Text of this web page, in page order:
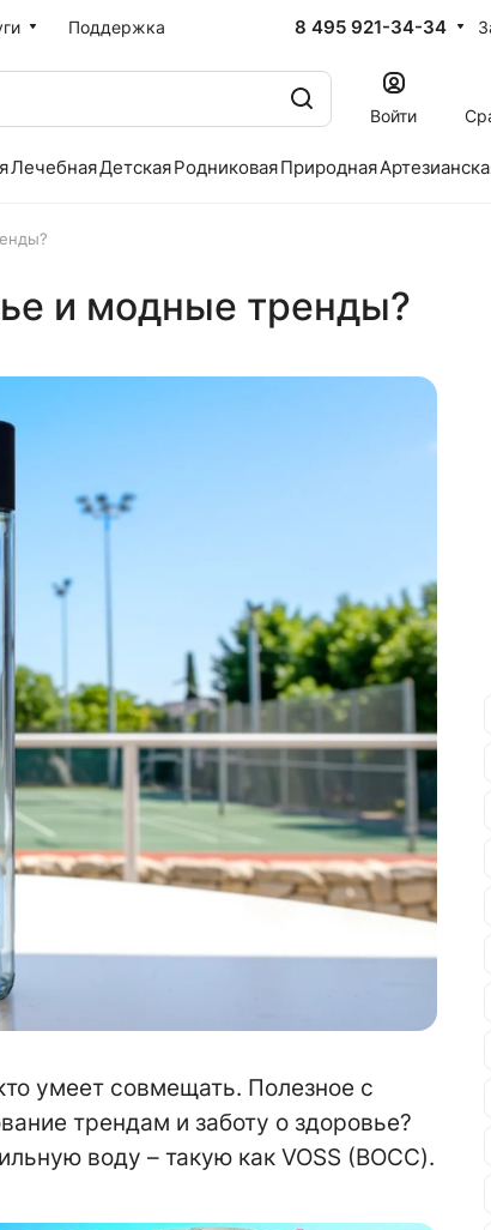
Поддержка 8 495 921-34-34
Войти
ЛечебнаяДетскаяРодниковаяПриродная
и модные тренды?
умеет совмещать. Полезное с
трендам и заботу о здоровье?
воду – такую как VOSS (ВОСС).